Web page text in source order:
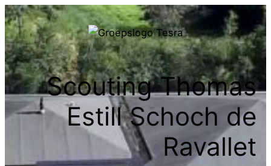
Scouting Thomas
Estill Schoch de
Ravallet